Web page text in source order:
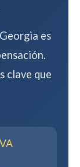
es
clave que